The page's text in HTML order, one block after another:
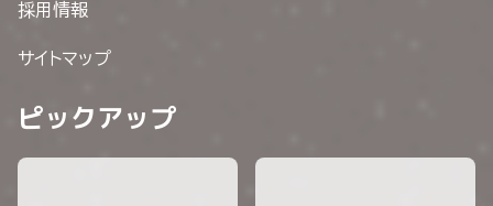
採用情報
サイトマップ
ピックアップ